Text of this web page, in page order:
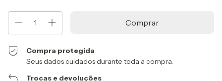
Compra protegida
Seus dados cuidados durante toda a compra.
Trocas e devoluções